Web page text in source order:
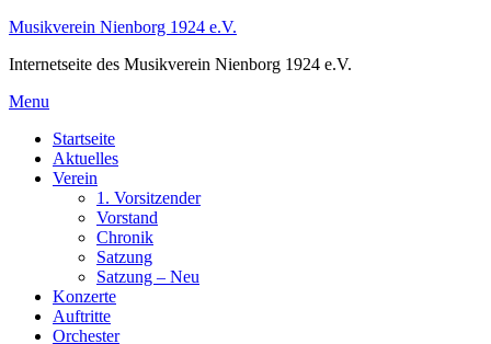
Skip
content
Musikverein Nienborg 1924 e.V.
Internetseite des Musikverein Nienborg 1924 e.V.
Menu
Startseite
Aktuelles
Verein
1. Vorsitzender
Vorstand
Chronik
Satzung
Satzung – Neu
Konzerte
Auftritte
Orchester